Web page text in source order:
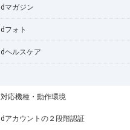
dマガジン
dフォト
dヘルスケア
対応機種・動作環境
dアカウントの２段階認証